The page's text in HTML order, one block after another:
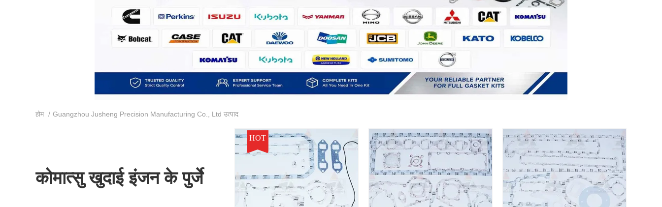
होम / Guangzhou Jusheng Precision Manufacturing Co., Ltd उत्पाद
कोमात्सु खुदाई इंजन के पुर्जे
HOT